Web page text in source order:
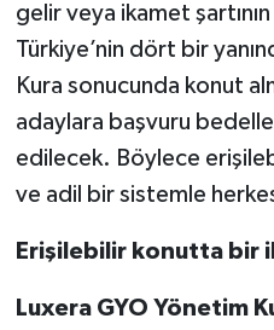
gelir veya ikamet
Türkiye’nin dört bir
Kura sonucunda konut
adaylara başvuru
edilecek. Böylece
ve adil bir sistemle
Erişilebilir konutta bir
Luxera GYO Yönetim